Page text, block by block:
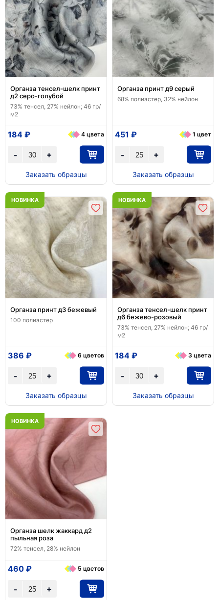
Органза тенсел-шелк принт
д2 серо-голубой
73% тенсел, 27% нейлон; 46 гр/
м2
+
-
184 ₽ 4 цвета
Заказать образцы
Органза принт д9 серый
68% полиэстер, 32% нейлон
+
-
451 ₽ 1 цвет
Заказать образцы
НОВИНКА
Органза принт д3 бежевый
100 полиэстер
+
-
386 ₽ 6 цветов
Заказать образцы
НОВИНКА
Органза тенсел-шелк принт
д6 бежево-розовый
73% тенсел, 27% нейлон; 46 гр/
м2
+
-
184 ₽ 3 цвета
Заказать образцы
НОВИНКА
Органза шелк жаккард д2
пыльная роза
72% тенсел, 28% нейлон
+
-
460 ₽ 5 цветов